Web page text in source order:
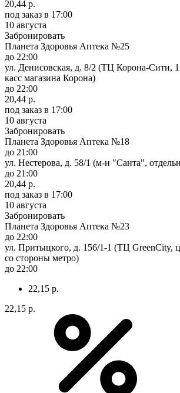
20,44 р.
под заказ в 17:00
10 августа
Забронировать
Планета Здоровья Аптека №25
до 22:00
ул. Денисовская, д. 8/2 (ТЦ Корона-Сити,
касс магазина Корона)
до 22:00
20,44 р.
под заказ в 17:00
10 августа
Забронировать
Планета Здоровья Аптека №18
до 21:00
ул. Нестерова, д. 58/1 (м-н "Санта",
до 21:00
20,44 р.
под заказ в 17:00
10 августа
Забронировать
Планета Здоровья Аптека №23
до 22:00
ул. Притыцкого, д. 156/1-1 (ТЦ GreenCity,
со стороны метро)
до 22:00
22,15 р.
22,15 р.